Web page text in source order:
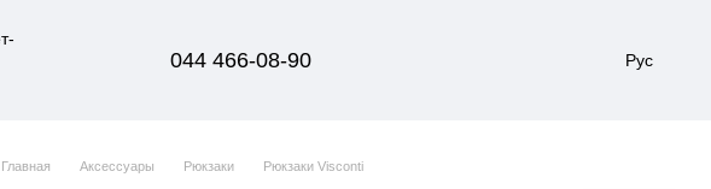
044 466-08-90 Рус
Главная Аксессуары Рюкзаки Рюкзаки Visconti